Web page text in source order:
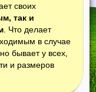
своих
так и
. Что делает
в случае
бывает у всех,
и размеров